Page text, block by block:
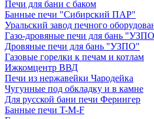
Печи для бани с баком
Банные печи "Сибирский ПАР"
Уральский завод печного
Газо-дровяные печи для бань
Дровяные печи для бань "УЗПО"
Газовые горелки к печам и котлам
Ижкомцентр ВВД
Печи из нержавейки Чародейка
Чугунные под обкладку и в камне
Для русской бани печи Ферингер
Банные печи T-M-F